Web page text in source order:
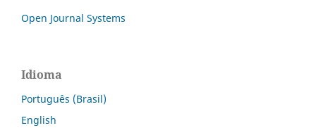
Open Journal Systems
Idioma
Português (Brasil)
English